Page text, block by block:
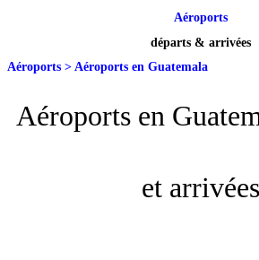
Aéroports
départs & arrivées
Aéroports > Aéroports en Guatemala
Aéroports en
et arrivées